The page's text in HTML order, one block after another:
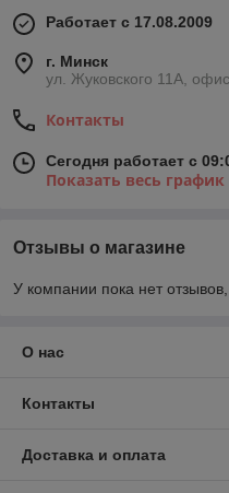
Работает с 17.08.2009
г. Минск
ул. Жуковского 11А,
Контакты
Сегодня работает с
Показать весь
Отзывы о магазине
У компании пока нет
О нас
Контакты
Доставка и оплата